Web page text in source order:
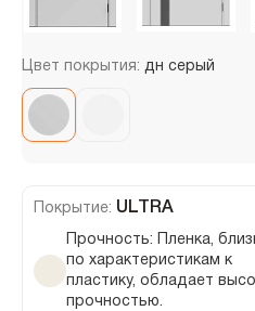
Цвет покрытия: дн серый
Покрытие: ULTRA
Прочность: Пленка,
по характеристикам к
пластику, обладает
прочностью.